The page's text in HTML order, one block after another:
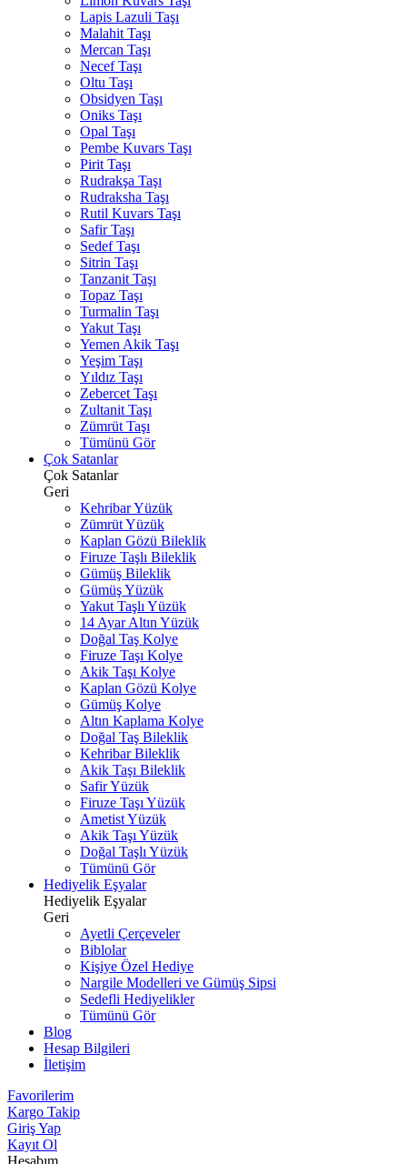
Lapis Lazuli Taşı
Malahit Taşı
Mercan Taşı
Necef Taşı
Oltu Taşı
Obsidyen Taşı
Oniks Taşı
Opal Taşı
Pembe Kuvars Taşı
Pirit Taşı
Rudrakşa Taşı
Rudraksha Taşı
Rutil Kuvars Taşı
Safir Taşı
Sedef Taşı
Sitrin Taşı
Tanzanit Taşı
Topaz Taşı
Turmalin Taşı
Yakut Taşı
Yemen Akik Taşı
Yeşim Taşı
Yıldız Taşı
Zebercet Taşı
Zultanit Taşı
Zümrüt Taşı
Tümünü Gör
Çok Satanlar
Çok Satanlar
Geri
Kehribar Yüzük
Zümrüt Yüzük
Kaplan Gözü Bileklik
Firuze Taşlı Bileklik
Gümüş Bileklik
Gümüş Yüzük
Yakut Taşlı Yüzük
14 Ayar Altın Yüzük
Doğal Taş Kolye
Firuze Taşı Kolye
Akik Taşı Kolye
Kaplan Gözü Kolye
Gümüş Kolye
Altın Kaplama Kolye
Doğal Taş Bileklik
Kehribar Bileklik
Akik Taşı Bileklik
Safir Yüzük
Firuze Taşı Yüzük
Ametist Yüzük
Akik Taşı Yüzük
Doğal Taşlı Yüzük
Tümünü Gör
Hediyelik Eşyalar
Hediyelik Eşyalar
Geri
Ayetli Çerçeveler
Biblolar
Kişiye Özel Hediye
Nargile Modelleri ve Gümüş Sipsi
Sedefli Hediyelikler
Tümünü Gör
Blog
Hesap Bilgileri
İletişim
Favorilerim
Kargo Takip
Giriş Yap
Kayıt Ol
Hesabım